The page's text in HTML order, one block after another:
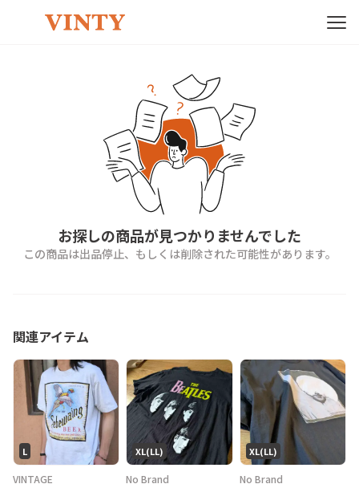
お探しの商品が見つかりませんでした
この商品は出品停止、もしくは削除された可能性があります。
関連アイテム
L
VINTAGE
XL(LL)
No Brand
XL(LL)
No Brand